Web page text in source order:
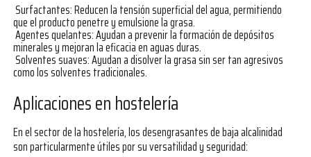
Surfactantes: Reducen la tensión superficial del agua, permitiendo
que el producto penetre y emulsione la grasa.
Agentes quelantes: Ayudan a prevenir la formación de depósitos
minerales y mejoran la eficacia en aguas duras.
Solventes suaves: Ayudan a disolver la grasa sin ser tan agresivos
como los solventes tradicionales.
Aplicaciones en hostelería
En el sector de la hostelería, los desengrasantes de baja alcalinidad
son particularmente útiles por su versatilidad y seguridad: